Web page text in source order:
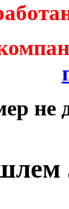
не